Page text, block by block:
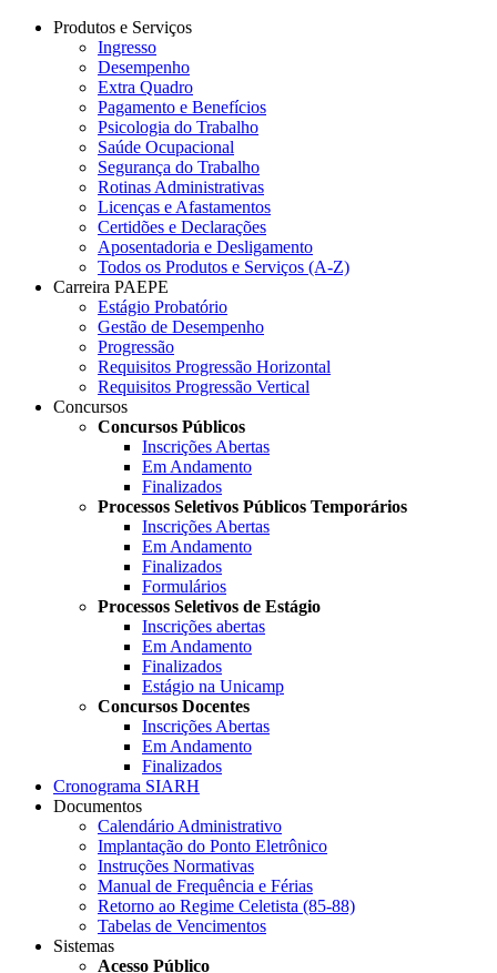
Produtos e Serviços
Ingresso
Desempenho
Extra Quadro
Pagamento e Benefícios
Psicologia do Trabalho
Saúde Ocupacional
Segurança do Trabalho
Rotinas Administrativas
Licenças e Afastamentos
Certidões e Declarações
Aposentadoria e Desligamento
Todos os Produtos e Serviços (A-Z)
Carreira PAEPE
Estágio Probatório
Gestão de Desempenho
Progressão
Requisitos Progressão Horizontal
Requisitos Progressão Vertical
Concursos
Concursos Públicos
Inscrições Abertas
Em Andamento
Finalizados
Processos Seletivos Públicos Temporários
Inscrições Abertas
Em Andamento
Finalizados
Formulários
Processos Seletivos de Estágio
Inscrições abertas
Em Andamento
Finalizados
Estágio na Unicamp
Concursos Docentes
Inscrições Abertas
Em Andamento
Finalizados
Cronograma SIARH
Documentos
Calendário Administrativo
Implantação do Ponto Eletrônico
Instruções Normativas
Manual de Frequência e Férias
Retorno ao Regime Celetista (85-88)
Tabelas de Vencimentos
Sistemas
Acesso Público